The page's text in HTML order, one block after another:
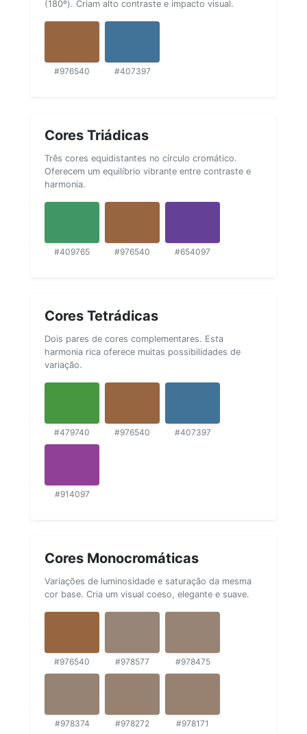
(180º). Criam alto contraste e impacto visual.
#976540 #407397
Cores Triádicas
Três cores equidistantes no círculo cromático.
Oferecem um equilíbrio vibrante entre contraste e
harmonia.
#409765 #976540 #654097
Cores Tetrádicas
Dois pares de cores complementares. Esta
harmonia rica oferece muitas possibilidades de
variação.
#479740 #976540 #407397
#914097
Cores Monocromáticas
Variações de luminosidade e saturação da mesma
cor base. Cria um visual coeso, elegante e suave.
#976540 #978577 #978475
#978374 #978272 #978171